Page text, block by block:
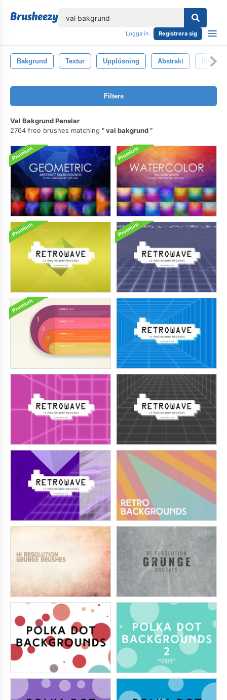
Logga in Registrera sig
Bakgrund Textur Upplösning Abstrakt
Filters
Val Bakgrund Penslar
2764 free brushes matching
val bakgrund